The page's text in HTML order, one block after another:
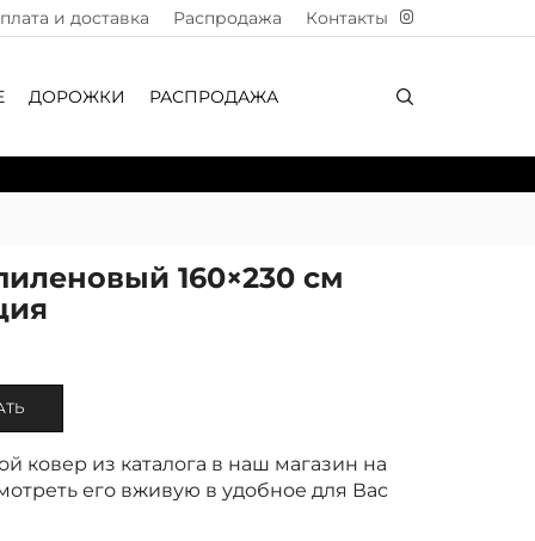
и доставка Распродажа Контакты
ДОРОЖКИ РАСПРОДАЖА
160×230 см
ковер из каталога в наш магазин на
его вживую в удобное для Вас